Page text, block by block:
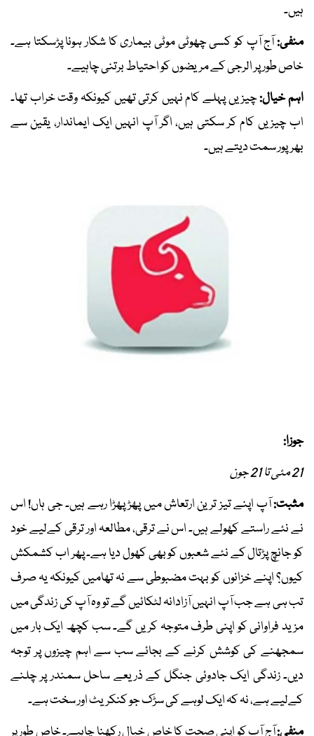
ہیں۔
منفی:آج آپ کو کسی چھوٹی موٹی بیماری کا شکار ہونا پڑسکتا ہے۔
خاص طور پر الرجی کے مریضوں کو احتیاط برتنی چاہیے۔
اہم خیال:چیزیں پہلے کام نہیں کرتی تھیں کیونکہ وقت خراب تھا۔
اب چیزیں کام کر سکتی ہیں، اگر آپ انہیں ایک ایماندار، یقین سے
بھرپور سمت دیتے ہیں۔
جوزا:
21 مئی تا 21 جون
مثبت:آپ اپنے تیز ترین ارتعاش میں پھڑپھڑا رہے ہیں۔ جی ہاں! اس
نے نئے راستے کھولے ہیں۔ اس نے ترقی، مطالعہ اور ترقی کےلیے خود
کو جانچ پڑتال کے نئے شعبوں کو بھی کھول دیا ہے۔ پھر اب کشمکش
کیوں؟ اپنے خزانوں کو بہت مضبوطی سے نہ تھامیں کیونکہ یہ صرف
تب ہی ہے جب آپ انہیں آزادانہ لٹکائیں گے تو وہ آپ کی زندگی میں
مزید فراوانی کو اپنی طرف متوجہ کریں گے۔ سب کچھ ایک بار میں
سمجھنے کی کوشش کرنے کے بجائے سب سے اہم چیزوں پر توجہ
دیں۔ زندگی ایک جادوئی جنگل کے ذریعے ساحل سمندر پر چلنے
کےلیے ہے، نہ کہ ایک لوہے کی سڑک جو کنکریٹ اور سخت ہے۔
منفی:آج آپ کو اپنی صحت کا خاص خیال رکھنا چاہیے۔ خاص طور پر